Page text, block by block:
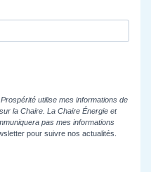
utilise mes informations de
la Chaire. La Chaire Énergie et
pas mes informations
pour suivre nos actualités.